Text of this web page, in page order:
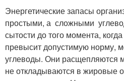
Энергетические запасы
простыми, а сложными
сытости до того момента,
превысит допустимую норму,
углеводы. Они расщепляются
не откладываются в жировые